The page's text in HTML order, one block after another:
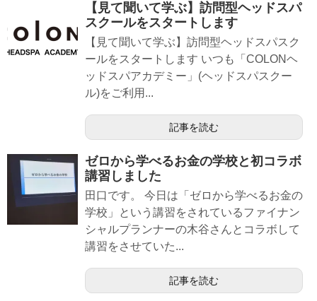
【見て聞いて学ぶ】訪問型ヘッドスパ
スクールをスタートします
【見て聞いて学ぶ】訪問型ヘッドスパスク
ールをスタートします いつも「COLONヘ
ッドスパアカデミー」(ヘッドスパスクー
ル)をご利用...
記事を読む
ゼロから学べるお金の学校と初コラボ
講習しました
田口です。 今日は「ゼロから学べるお金の
学校」という講習をされているファイナン
シャルプランナーの木谷さんとコラボして
講習をさせていた...
記事を読む